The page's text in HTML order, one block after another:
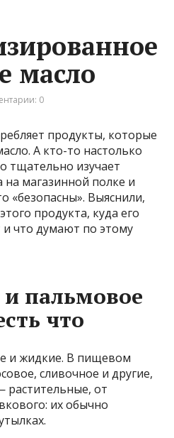
масло
0
продукты, которые
А кто-то настолько
тщательно изучает
на магазинной полке и
«безопасны». Выяснили,
продукта, куда его
что думают по этому
пальмовое
что
и жидкие. В пищевом
сливочное и другие,
растительные, от
их обычно